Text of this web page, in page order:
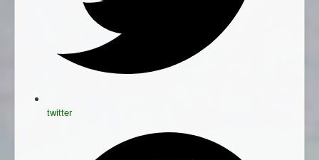
twitter